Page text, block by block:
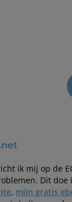
ik mij op de
Dit
, mijn gratis